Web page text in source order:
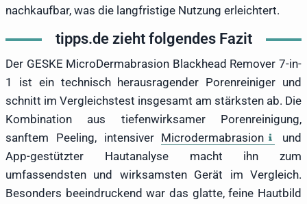
nachkaufbar, was die langfristige Nutzung erleichtert.
tipps.de zieht folgendes Fazit
Der GESKE MicroDermabrasion Blackhead Remover 7-in-
1 ist ein technisch herausragender Porenreiniger und
schnitt im Vergleichstest insgesamt am stärksten ab. Die
Kombination aus tiefenwirksamer Porenreinigung,
sanftem Peeling, intensiver Microdermabrasion
und
App-gestützter Hautanalyse macht ihn zum
umfassendsten und wirksamsten Gerät im Vergleich.
Besonders beeindruckend war das glatte, feine Hautbild